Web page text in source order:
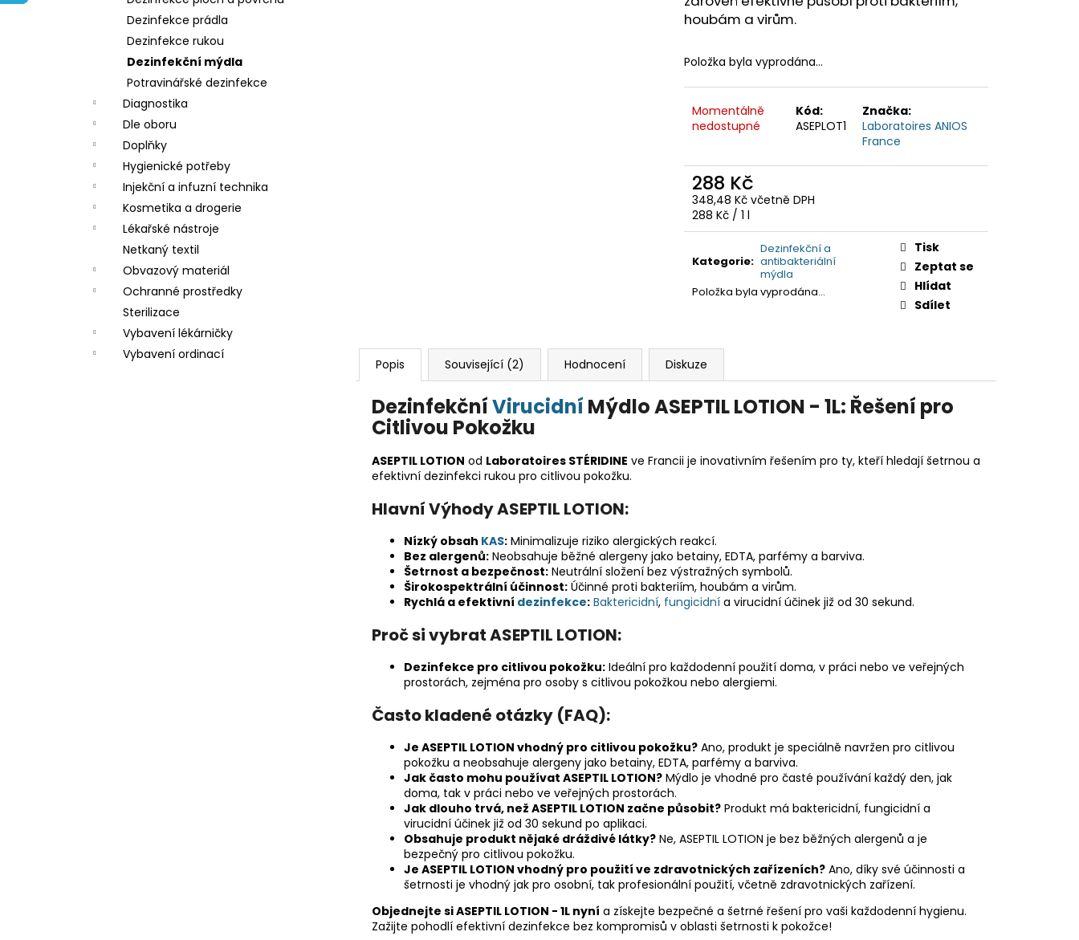
Dezinfekce prádla
Dezinfekce rukou
Dezinfekční mýdla
Potravinářské dezinfekce
Diagnostika
Dle oboru
Doplňky
Hygienické potřeby
Injekční a infuzní technika
Kosmetika a drogerie
Lékařské nástroje
Netkaný textil
Obvazový materiál
Ochranné prostředky
Sterilizace
Vybavení lékárničky
Vybavení ordinací
houbám a virům.
Položka byla vyprodána…
Momentálně
nedostupné
Kód:
ASEPLOT1
Značka:
Laboratoires ANIOS
France
288 Kč
348,48 Kč včetně DPH
Měrná
cena:
288 Kč / 1 l
Kategorie:
Dezinfekční a
antibakteriální
mýdla
Položka byla vyprodána…
Tisk
Zeptat se
Hlídat
Sdílet
Popis Související (2) Hodnocení Diskuze
DezinfekčníVirucidní Mýdlo ASEPTIL LOTION - 1L: Řešení pro
Citlivou Pokožku
ASEPTIL LOTION od Laboratoires STÉRIDINE ve Francii je inovativním řešením pro ty, kteří hledají šetrnou a
efektivní dezinfekci rukou pro citlivou pokožku.
Hlavní Výhody ASEPTIL LOTION:
Nízký obsah KAS: Minimalizuje riziko alergických reakcí.
Bez alergenů: Neobsahuje běžné alergeny jako betainy, EDTA, parfémy a barviva.
Šetrnost a bezpečnost: Neutrální složení bez výstražných symbolů.
Širokospektrální účinnost: Účinné proti bakteriím, houbám a virům.
Rychlá a efektivní dezinfekce: Baktericidní, fungicidní a virucidní účinek již od 30 sekund.
Proč si vybrat ASEPTIL LOTION:
Dezinfekce pro citlivou pokožku: Ideální pro každodenní použití doma, v práci nebo ve veřejných
prostorách, zejména pro osoby s citlivou pokožkou nebo alergiemi.
Často kladené otázky (FAQ):
Je ASEPTIL LOTION vhodný pro citlivou pokožku? Ano, produkt je speciálně navržen pro citlivou
pokožku a neobsahuje alergeny jako betainy, EDTA, parfémy a barviva.
Jak často mohu používat ASEPTIL LOTION? Mýdlo je vhodné pro časté používání každý den, jak
doma, tak v práci nebo ve veřejných prostorách.
Jak dlouho trvá, než ASEPTIL LOTION začne působit? Produkt má baktericidní, fungicidní a
virucidní účinek již od 30 sekund po aplikaci.
Obsahuje produkt nějaké dráždivé látky? Ne, ASEPTIL LOTION je bez běžných alergenů a je
bezpečný pro citlivou pokožku.
Je ASEPTIL LOTION vhodný pro použití ve zdravotnických zařízeních? Ano, díky své účinnosti a
šetrnosti je vhodný jak pro osobní, tak profesionální použití, včetně zdravotnických zařízení.
Objednejte si ASEPTIL LOTION - 1L nyní a získejte bezpečné a šetrné řešení pro vaši každodenní hygienu.
Zažijte pohodlí efektivní dezinfekce bez kompromisů v oblasti šetrnosti k pokožce!